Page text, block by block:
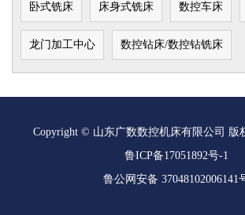
卧式铣床 床身式铣床 数控车床
龙门加工中心 数控钻床/数控钻铣床
Copyright © 山东广数数控机床有限公司 版
鲁ICP备17051892号-1
鲁公网安备 37048102006141